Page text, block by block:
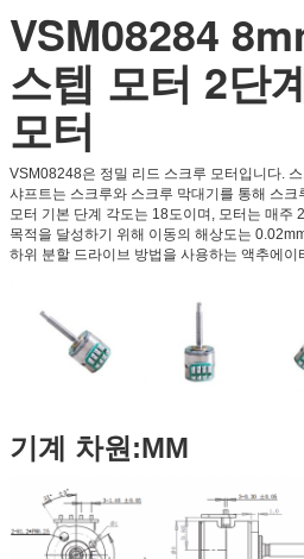
VSM08284
스텝 모터 2단
모터
VSM08248은 정밀 리드 스크루 모터입니다.
샤프트는 스크루와 스크루 막대기를 통해 스크
모터 기본 단계 각도는 18도이며, 모터는 매주
목적을 달성하기 위해 이동의 해상도는
하위 분할 드라이브 방법을 사용하는 액추에이
기계 차원:MM